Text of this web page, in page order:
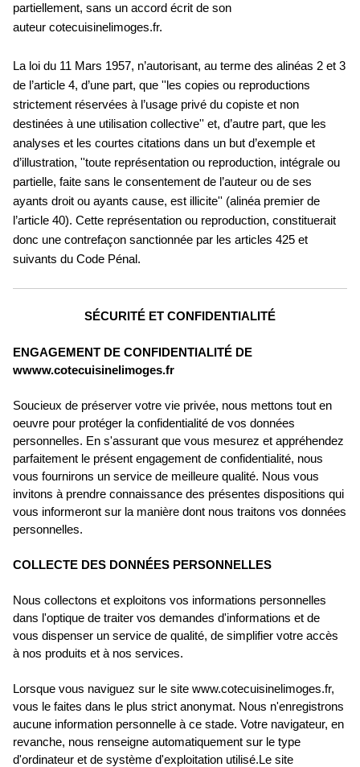
partiellement, sans un accord écrit de son
auteur cotecuisinelimoges.fr.
La loi du 11 Mars 1957, n’autorisant, au terme des alinéas 2 et 3
de l’article 4, d’une part, que ''les copies ou reproductions
strictement réservées à l’usage privé du copiste et non
destinées à une utilisation collective'' et, d’autre part, que les
analyses et les courtes citations dans un but d’exemple et
d’illustration, ''toute représentation ou reproduction, intégrale ou
partielle, faite sans le consentement de l’auteur ou de ses
ayants droit ou ayants cause, est illicite'' (alinéa premier de
l’article 40). Cette représentation ou reproduction, constituerait
donc une contrefaçon sanctionnée par les articles 425 et
suivants du Code Pénal.
SÉCURITÉ ET CONFIDENTIALITÉ
ENGAGEMENT DE CONFIDENTIALITÉ DE
wwww.cotecuisinelimoges.fr
Soucieux de préserver votre vie privée, nous mettons tout en
oeuvre pour protéger la confidentialité de vos données
personnelles. En s'assurant que vous mesurez et appréhendez
parfaitement le présent engagement de confidentialité, nous
vous fournirons un service de meilleure qualité. Nous vous
invitons à prendre connaissance des présentes dispositions qui
vous informeront sur la manière dont nous traitons vos données
personnelles.
COLLECTE DES DONNÉES PERSONNELLES
Nous collectons et exploitons vos informations personnelles
dans l'optique de traiter vos demandes d'informations et de
vous dispenser un service de qualité, de simplifier votre accès
à nos produits et à nos services.
Lorsque vous naviguez sur le site www.cotecuisinelimoges.fr,
vous le faites dans le plus strict anonymat. Nous n'enregistrons
aucune information personnelle à ce stade. Votre navigateur, en
revanche, nous renseigne automatiquement sur le type
d'ordinateur et de système d'exploitation utilisé.Le site